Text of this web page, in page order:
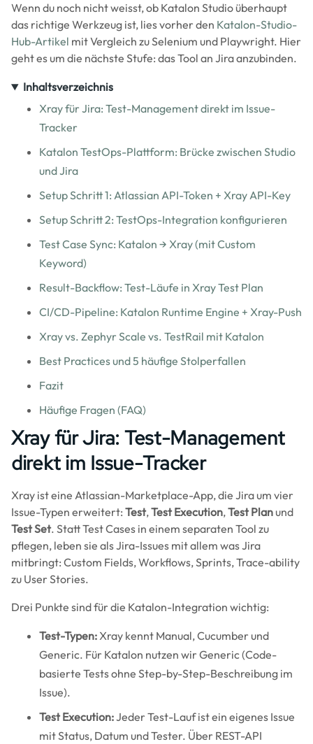
Wenn du noch nicht weisst, ob Katalon Studio überhaupt
das richtige Werkzeug ist, lies vorher den Katalon-Studio-
Hub-Artikel mit Vergleich zu Selenium und Playwright. Hier
geht es um die nächste Stufe: das Tool an Jira anzubinden.
Inhaltsverzeichnis
Xray für Jira: Test-Management direkt im Issue-
Tracker
Katalon TestOps-Plattform: Brücke zwischen Studio
und Jira
Setup Schritt 1: Atlassian API-Token + Xray API-Key
Setup Schritt 2: TestOps-Integration konfigurieren
Test Case Sync: Katalon → Xray (mit Custom
Keyword)
Result-Backflow: Test-Läufe in Xray Test Plan
CI/CD-Pipeline: Katalon Runtime Engine + Xray-Push
Xray vs. Zephyr Scale vs. TestRail mit Katalon
Best Practices und 5 häufige Stolperfallen
Fazit
Häufige Fragen (FAQ)
Xray für Jira: Test-Management
direkt im Issue-Tracker
Xray ist eine Atlassian-Marketplace-App, die Jira um vier
Issue-Typen erweitert: Test,Test Execution,Test Plan und
Test Set. Statt Test Cases in einem separaten Tool zu
pflegen, leben sie als Jira-Issues mit allem was Jira
mitbringt: Custom Fields, Workflows, Sprints, Trace-ability
zu User Stories.
Drei Punkte sind für die Katalon-Integration wichtig:
Test-Typen:Xray kennt Manual, Cucumber und
Generic. Für Katalon nutzen wir Generic (Code-
basierte Tests ohne Step-by-Step-Beschreibung im
Issue).
Test Execution:Jeder Test-Lauf ist ein eigenes Issue
mit Status, Datum und Tester. Über REST-API